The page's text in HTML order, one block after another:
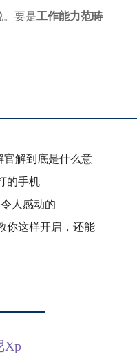
。要是工作能力范畴
官解到底是什么意
的手机
人感动的
你这样开启，还能
Xp